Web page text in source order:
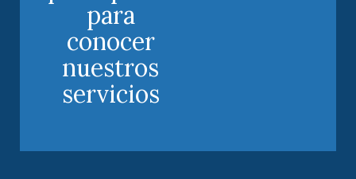
para
conocer
nuestros
servicios